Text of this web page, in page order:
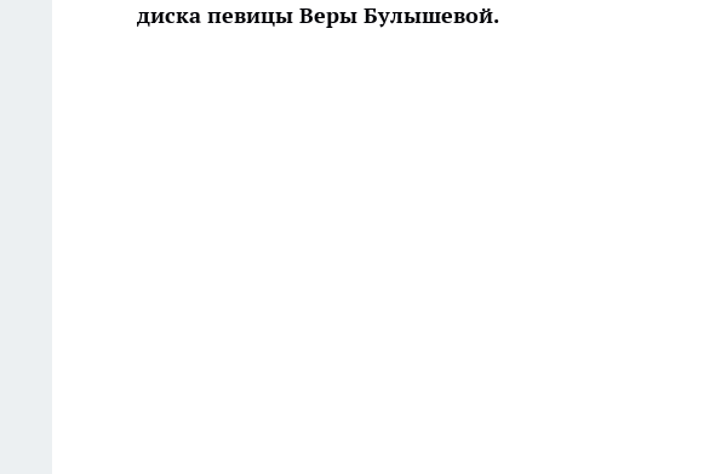
диска певицы Веры Булышевой.